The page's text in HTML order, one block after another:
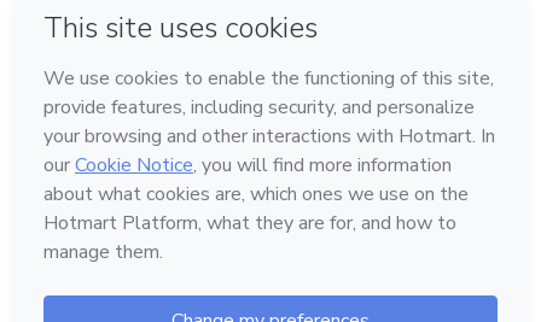
Made with❤ in Belo Horizonte
Learn about Hotmart
Language
English